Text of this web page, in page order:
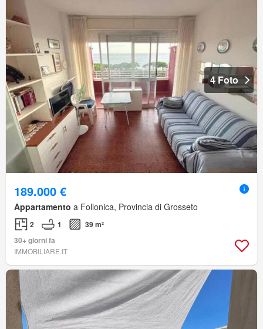
4 Foto
189.000 €
Appartamento a Follonica, Provincia di Grosseto
2 1
39 m²
30+ giorni fa
IMMOBILIARE.IT